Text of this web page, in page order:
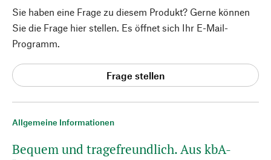
Allgemeine Informationen
Bequem und tragefreundlich. Aus kbA-
Sie haben eine Frage zu diesem Produkt? Gerne können
Sie die Frage hier stellen. Es öffnet sich Ihr E-Mail-
Programm.
Frage stellen